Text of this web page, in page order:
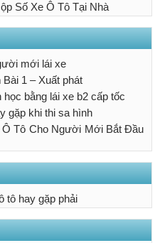
Số Xe Ô Tô Tại Nhà
mới lái xe
1 – Xuất phát
bằng lái xe b2 cấp tốc
gặp khi thi sa hình
Tô Cho Người Mới Bắt Đầu
tô hay gặp phải